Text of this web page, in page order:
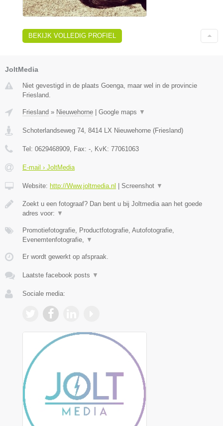
BEKIJK VOLLEDIG PROFIEL
JoltMedia
Niet gevestigd in de plaats Goenga, maar wel in de provincie
Friesland.
Friesland » Nieuwehorne | Google maps ▼
Schoterlandseweg 74 8414 LX Nieuwehorne (Friesland)
Tel: 0629468909 , Fax: - , KvK: 77061063
E-mail › JoltMedia
Website: http://Www.joltmedia.nl | Screenshot ▼
Zoekt u een fotograaf? Dan bent u bij Joltmedia aan het goede
adres voor: ▼
Promotiefotografie, Productfotografie, Autofotografie,
Evenemtenfotografie,
▼
Er wordt gewerkt op afspraak.
Laatste facebook posts ▼
Sociale media: